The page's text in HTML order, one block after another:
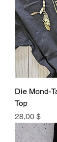
Die Mond-
Top
Preis
28,00 $